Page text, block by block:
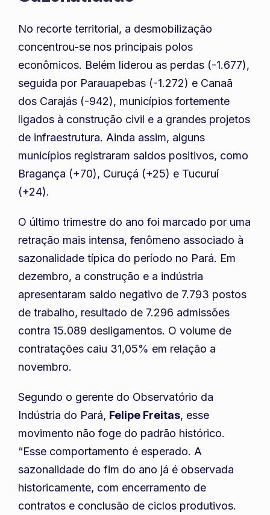
No recorte territorial, a desmobilização
concentrou-se nos principais polos
econômicos. Belém liderou as perdas (-1.677),
seguida por Parauapebas (-1.272) e Canaã
dos Carajás (-942), municípios fortemente
ligados à construção civil e a grandes projetos
de infraestrutura. Ainda assim, alguns
municípios registraram saldos positivos, como
Bragança (+70), Curuçá (+25) e Tucuruí
(+24).
O último trimestre do ano foi marcado por uma
retração mais intensa, fenômeno associado à
sazonalidade típica do período no Pará. Em
dezembro, a construção e a indústria
apresentaram saldo negativo de 7.793 postos
de trabalho, resultado de 7.296 admissões
contra 15.089 desligamentos. O volume de
contratações caiu 31,05% em relação a
novembro.
Segundo o gerente do Observatório da
Indústria do Pará, Felipe Freitas, esse
movimento não foge do padrão histórico.
“Esse comportamento é esperado. A
sazonalidade do fim do ano já é observada
historicamente, com encerramento de
contratos e conclusão de ciclos produtivos.